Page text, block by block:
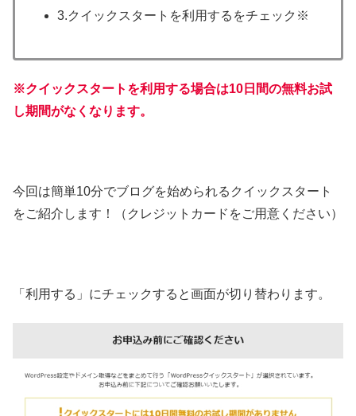
3.クイックスタートを利用するをチェック※
※クイックスタートを利用する場合は10日間の無料お試
し期間がなくなります。
今回は簡単10分でブログを始められるクイックスタート
をご紹介します！（クレジットカードをご用意ください）
「利用する」にチェックすると画面が切り替わります。